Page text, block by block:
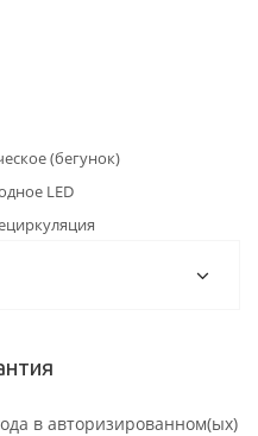
(бегунок)
LED
в авторизированном(ых)